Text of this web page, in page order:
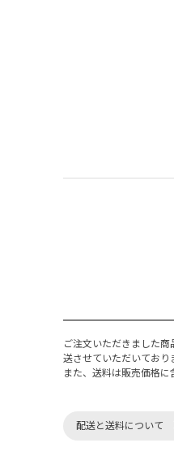
ご注文いただきました
送させていただいており
また、送料は販売価格
配送と送料について